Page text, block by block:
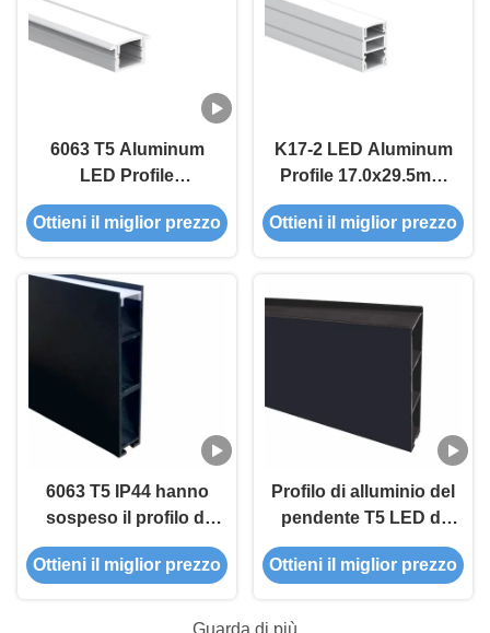
6063 T5 Aluminum
LED Profile
17.0x12.7mm for
Embedded
Ottieni il miglior prezzo
K17-2 LED Aluminum
Profile 17.0x29.5mm
for Commercial
Lighting
Ottieni il miglior prezzo
6063 T5 IP44 hanno
sospeso il profilo di
alluminio del LED per
la plafoniera del
Ottieni il miglior prezzo
Profilo di alluminio del
pendente T5 LED di
W18mm 6063 con il
PC Duffiser
Ottieni il miglior prezzo
Guarda di più